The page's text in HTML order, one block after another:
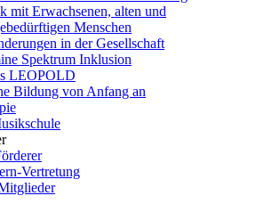
mit Erwachsenen, alten und
Menschen
in der Gesellschaft
Spektrum Inklusion
LEOPOLD
Bildung von Anfang an
Vertretung